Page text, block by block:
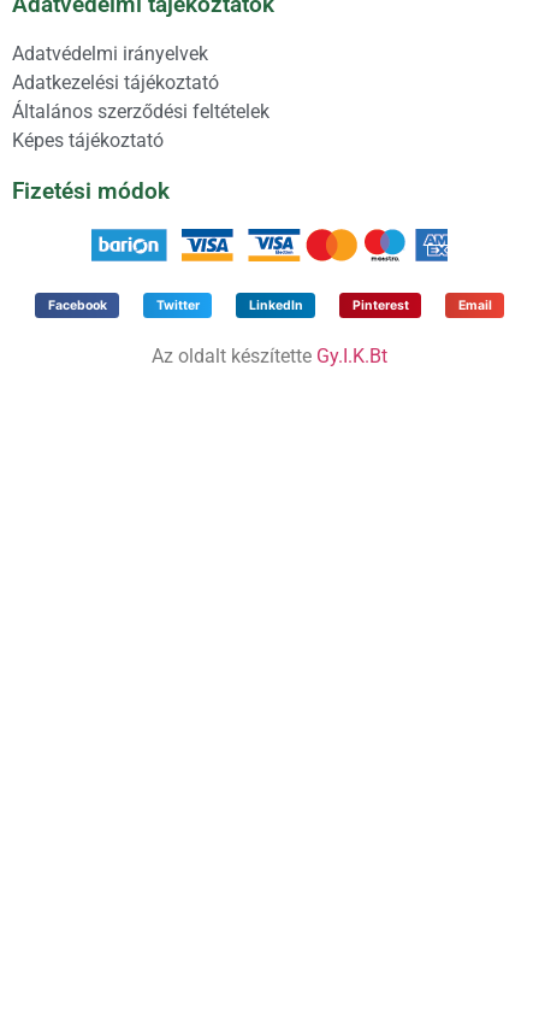
Adatvédelmi irányelvek
Adatkezelési tájékoztató
Általános szerződési feltételek
Képes tájékoztató
Fizetési módok
Facebook Twitter LinkedIn Pinterest Email
Az oldalt készítette Gy.I.K.Bt